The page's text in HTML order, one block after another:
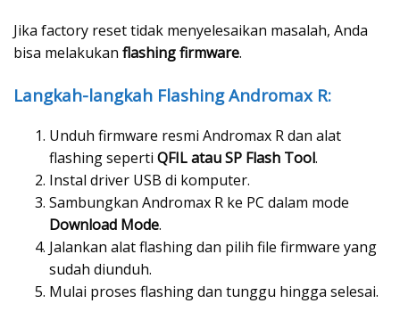
Jika factory reset tidak menyelesaikan masalah, Anda
bisa melakukan flashing firmware.
Langkah-langkah Flashing Andromax R:
Unduh firmware resmi Andromax R dan alat
flashing seperti QFIL atau SP Flash Tool.
Instal driver USB di komputer.
Sambungkan Andromax R ke PC dalam mode
Download Mode.
Jalankan alat flashing dan pilih file firmware yang
sudah diunduh.
Mulai proses flashing dan tunggu hingga selesai.